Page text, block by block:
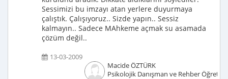
Sessimizi bu imzayı atan yerlere duyurmaya
çalıştık. Çalışıyoruz.. Sizde yapın.. Sessiz
kalmayın.. Sadece MAhkeme açmak su asamada
çözüm değil..
13-03-2009
Macide ÖZTÜRK
Psikolojik Danışman ve Rehber